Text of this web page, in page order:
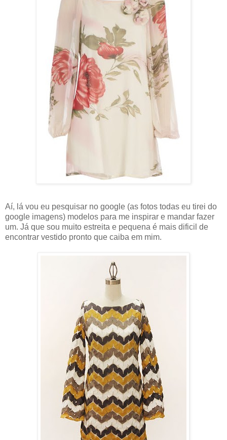
Aí, lá vou eu pesquisar no google (as fotos todas eu tirei do
google imagens) modelos para me inspirar e mandar fazer
um. Já que sou muito estreita e pequena é mais dificil de
encontrar vestido pronto que caiba em mim.